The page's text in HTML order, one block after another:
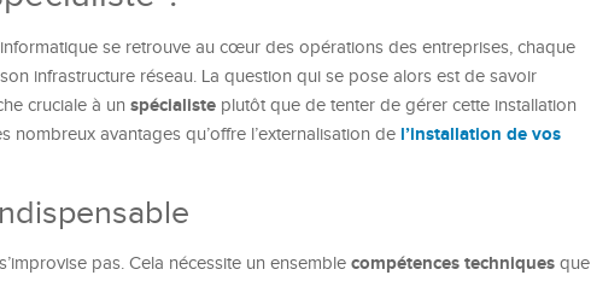
se retrouve au cœur des opérations des entreprises, chaque
infrastructure réseau. La question qui se pose alors est de savoir
cruciale à un spécialiste plutôt que de tenter de gérer cette installation
nombreux avantages qu’offre l’externalisation de l’installation de vos
pas. Cela nécessite un ensemble compétences techniques que